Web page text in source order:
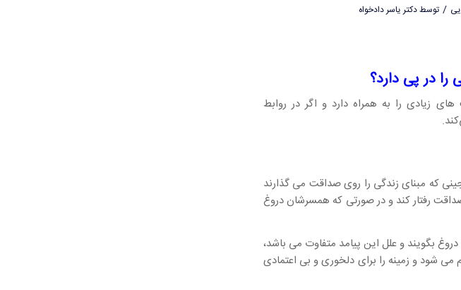
/ توسطدکتر یاسر دادخواه
را در پی دارد؟
زیادی را به همراه دارد و اگر در روابط
که مبنای زندگی را روی صداقت می گذارند
رفتار کند و در صورتی که همسرشان دروغ
بگویند و علل این پیامد متفاوت می باشد،
شود و زمینه را برای دلخوری و بی اعتمادی